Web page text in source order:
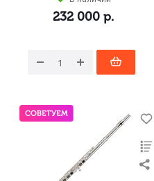
232 000р.